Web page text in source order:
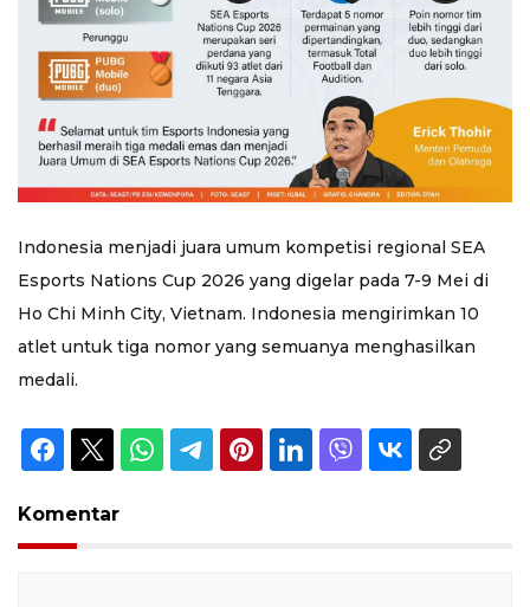
Indonesia menjadi juara umum kompetisi regional SEA
Esports Nations Cup 2026 yang digelar pada 7-9 Mei di
Ho Chi Minh City, Vietnam. Indonesia mengirimkan 10
atlet untuk tiga nomor yang semuanya menghasilkan
medali.
Komentar